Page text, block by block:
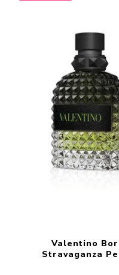
Valentino
Stravaganza